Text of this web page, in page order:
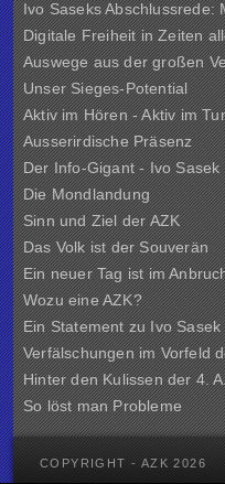
Ivo Saseks Abschlussrede:
Digitale Freiheit in Zeiten
Auswege aus der großen
Unser Sieges-Potential
Aktiv im Hören - Aktiv im
Ausserirdische Präsenz
Der Info-Gigant - Ivo Sasek
Die Mondlandung
Sinn und Ziel derAZK
Das Volk ist der Souverän
Ein neuer Tag ist im
Wozu eine AZK?
Ein Statement zu Ivo Sasek
Verfälschungen im Vorfeld
Hinter den Kulissen der4.
So löst man Probleme
COPYRIGHT - AZK 2026